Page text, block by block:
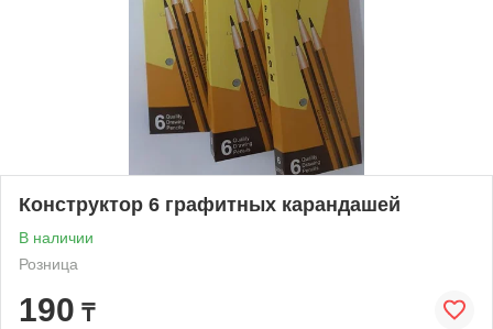
Конструктор 6 графитных карандашей
В наличии
Розница
190 ₸